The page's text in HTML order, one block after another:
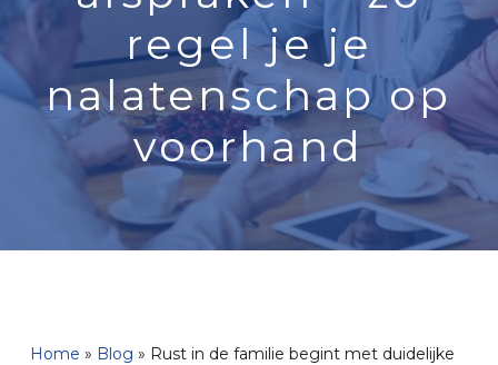
regel je je
nalatenschap op
voorhand
Home » Blog » Rust in de familie begint met duidelijke